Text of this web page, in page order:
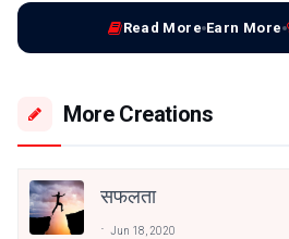
Read More Earn More
More Creations
सफलता
Jun 18, 2020